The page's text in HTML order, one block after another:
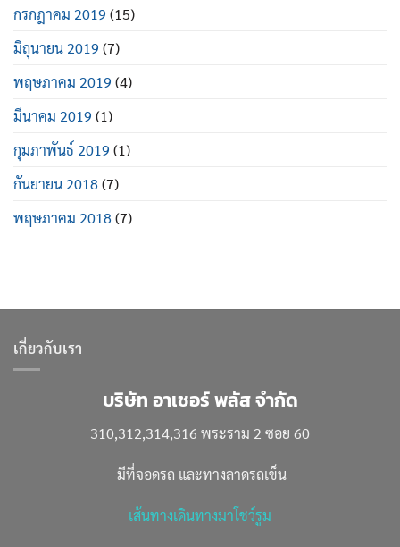
กรกฎาคม 2019 (15)
มิถุนายน 2019 (7)
พฤษภาคม 2019 (4)
มีนาคม 2019 (1)
กุมภาพันธ์ 2019 (1)
กันยายน 2018(7)
พฤษภาคม 2018(7)
เกี่ยวกับเรา
บริษัท อาเชอร์ พลัส จำกัด
310,312,314,316 พระราม 2 ซอย 60
มีที่จอดรถ และทางลาดรถเข็น
เส้นทางเดินทางมาโชว์รูม